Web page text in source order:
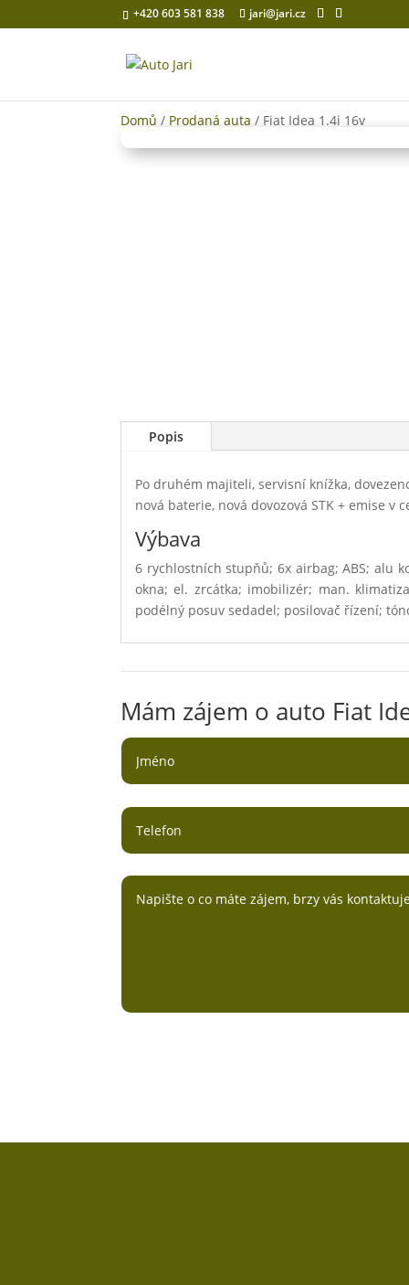
+420 603 581 838 jari@jari.cz
Domů / Prodaná auta / Fiat Idea 1.4i 16v
Popis
Po druhém majiteli, servisní knížka,
nová baterie, nová dovozová STK + emise
Výbava
6 rychlostních stupňů; 6x airbag; ABS; alu
okna; el. zrcátka; imobilizér; man.
podélný posuv sedadel; posilovač řízení;
Mám zájem o auto Fiat